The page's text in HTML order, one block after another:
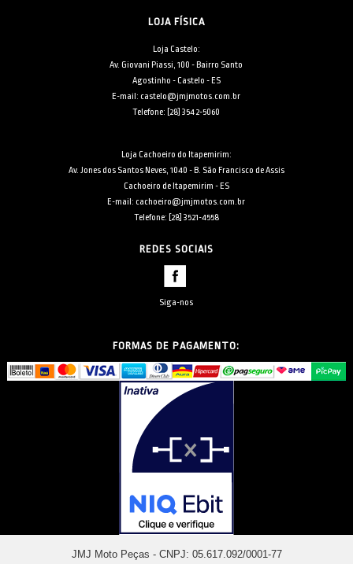
LOJA FÍSICA
Loja Castelo:
Av. Giovani Piassi, 100 - Bairro Santo
Agostinho - Castelo - ES
E-mail: castelo@jmjmotos.com.br
Telefone: [28] 3542-5060
Loja Cachoeiro do Itapemirim:
Av. Jones dos Santos Neves, 1040 - B. São Francisco de Assis
Cachoeiro de Itapemirim - ES
E-mail: cachoeiro@jmjmotos.com.br
Telefone: [28] 3521-4558
REDES SOCIAIS
Siga-nos
FORMAS DE PAGAMENTO:
JMJ Moto Peças - CNPJ: 05.617.092/0001-77